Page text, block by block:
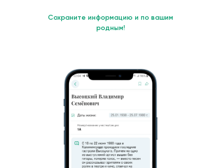
Сохраните информацию и по вашим
родным!